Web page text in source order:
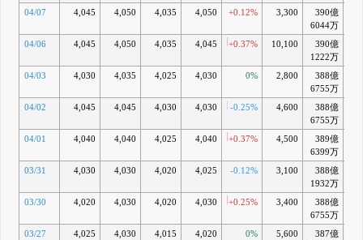
04/07 4,045 4,050 4,035 4,050 +0.12% 3,300
390億
6044万
04/06 4,045 4,050 4,035 4,045 +0.37% 10,100
390億
1222万
04/03 4,030 4,035 4,025 4,030 0% 2,800
388億
6755万
04/02 4,045 4,045 4,030 4,030 -0.25% 4,600
388億
6755万
04/01 4,040 4,040 4,025 4,040 +0.37% 4,500
389億
6399万
03/31 4,030 4,030 4,020 4,025 -0.12% 3,100
388億
1932万
03/30 4,020 4,030 4,020 4,030 +0.25% 3,400
388億
6755万
03/27 4,025 4,030 4,015 4,020 0% 5,600
387億